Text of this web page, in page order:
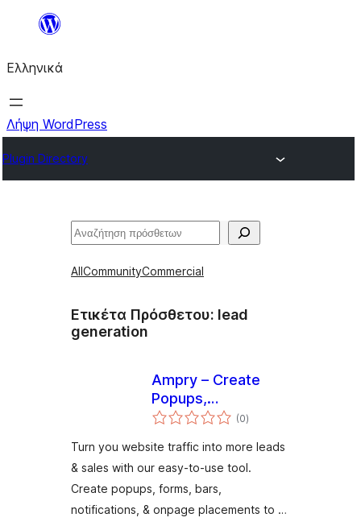
Μετάβαση
περιεχόμενο
Ελληνικά
Λήψη WordPress
Plugin Directory
Αναζήτηση
AllCommunityCommercial
Ετικέτα Πρόσθετου: lead
generation
Ampry – Create
Popups,
Notifications, Sticky
(0αξιολογήσεις
σύνολο
)
Turn you website traffic into more leads
& sales with our easy-to-use tool.
Create popups, forms, bars,
notifications, & onpage placements to …